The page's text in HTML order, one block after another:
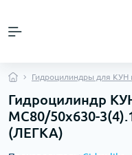
Гидроцилиндры для КУН
Гидроцилиндр
МС80/50х630-
(ЛЕГКА)